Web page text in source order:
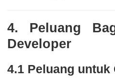
4. Peluang
Developer
4.1 Peluang untuk